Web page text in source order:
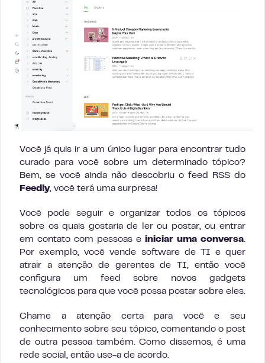
Você já quis ir a um único lugar para encontrar tudo
curado para você sobre um determinado tópico?
Bem, se você ainda não descobriu o feed RSS do
Feedly, você terá uma surpresa!
Você pode seguir e organizar todos os tópicos
sobre os quais gostaria de ler ou postar, ou entrar
em contato com pessoas e iniciar uma conversa.
Por exemplo, você vende software de TI e quer
atrair a atenção de gerentes de TI, então você
configura um feed sobre novos gadgets
tecnológicos para que você possa postar sobre eles.
Chame a atenção certa para você e seu
conhecimento sobre seu tópico, comentando o post
de outra pessoa também. Como dissemos, é uma
rede social, então use-a de acordo.